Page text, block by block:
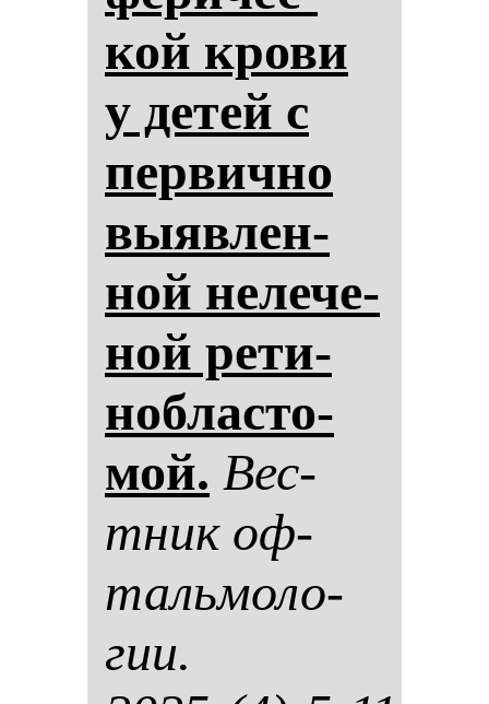
кой кро­ви
у де­тей с
пер­вич­но
вы­яв­лен­
ной не­ле­че­
ной ре­ти­
ноб­лас­то­
мой. Вес­
тник оф­
таль­мо­ло­
гии.